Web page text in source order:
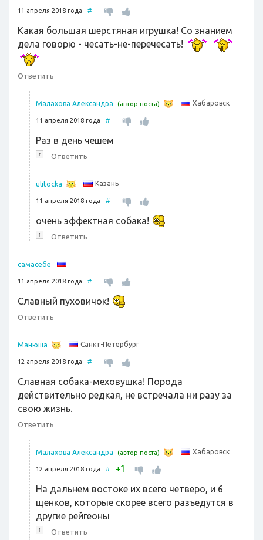
11 апреля 2018 года #
Какая большая шерстяная игрушка! Со знанием
дела говорю - чесать-не-перечесать!
Ответить
Малахова Александра (автор поста) Хабаровск
11 апреля 2018 года #
Раз в день чешем
↑ Ответить
ulitocka Казань
11 апреля 2018 года #
очень эффектная собака!
↑ Ответить
самасебе
11 апреля 2018 года #
Славный пуховичок!
Ответить
Манюша Санкт-Петербург
12 апреля 2018 года #
Славная собака-меховушка! Порода
действительно редкая, не встречала ни разу за
свою жизнь.
Ответить
Малахова Александра (автор поста) Хабаровск
12 апреля 2018 года # +1
На дальнем востоке их всего четверо, и 6
щенков, которые скорее всего разъедутся в
другие рейгеоны
↑ Ответить